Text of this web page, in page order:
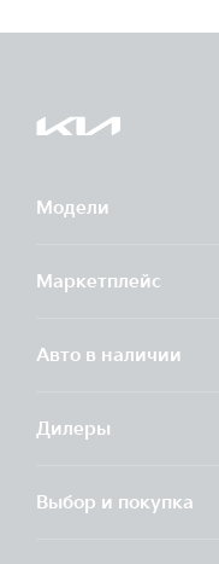
Модели
Маркетплейс
Aвто в наличии
Дилеры
Выбор и покупка